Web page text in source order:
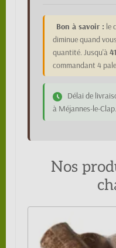
Bon à savoir : le
diminue quand
quantité. Jusqu'à
commandant 4
Délai de
à Méjannes-le-Clap.
Nos